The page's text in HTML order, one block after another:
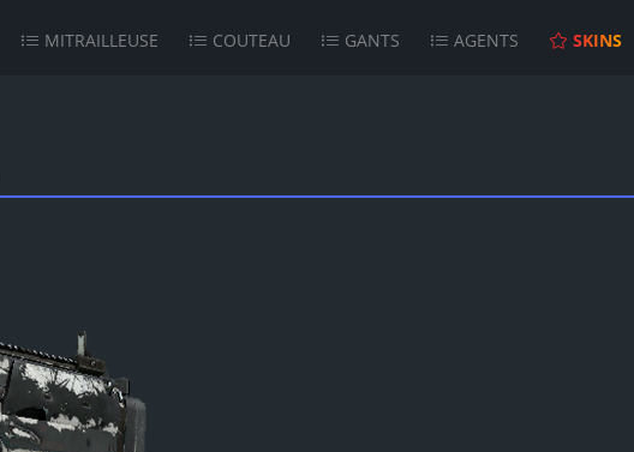
MITRAILLEUSE COUTEAU GANTS AGENTS SKINS